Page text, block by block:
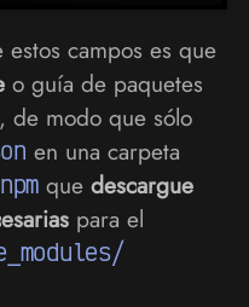
campos es que
o guía de paquetes
de modo que sólo
en una carpeta
npm quedescargue
para el